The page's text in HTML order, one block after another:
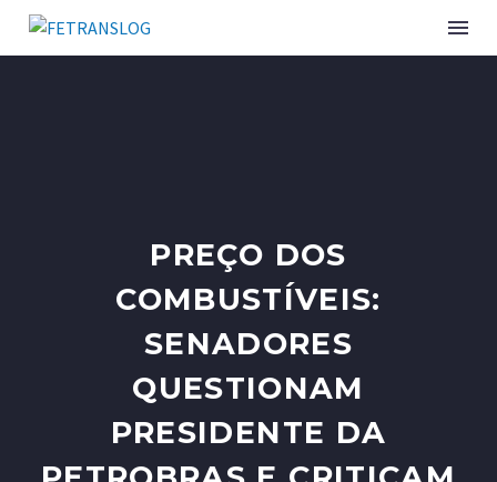
PREÇO DOS
COMBUSTÍVEIS:
SENADORES
QUESTIONAM
PRESIDENTE DA